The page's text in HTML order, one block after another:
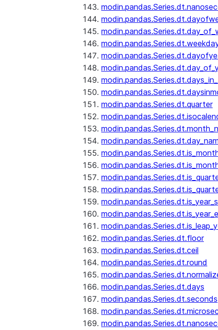
modin.pandas.Series.dt.quarter
modin.pandas.Series.dt.floor
modin.pandas.Series.dt.ceil
modin.pandas.Series.dt.round
modin.pandas.Series.dt.days
modin.pandas.Series.dt.seconds